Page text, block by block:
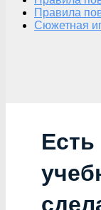
Правила
Сюжетная